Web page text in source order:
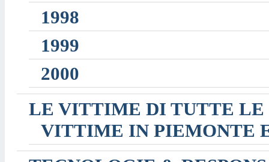
1998
1999
2000
LE VITTIME DI TUTTE LE
VITTIME IN PIEMONTE